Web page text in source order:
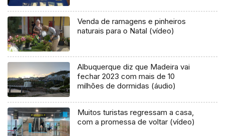
Venda de ramagens e pinheiros
naturais para o Natal (vídeo)
Albuquerque diz que Madeira vai
fechar 2023 com mais de 10
milhões de dormidas (áudio)
Muitos turistas regressam a casa,
com a promessa de voltar (vídeo)